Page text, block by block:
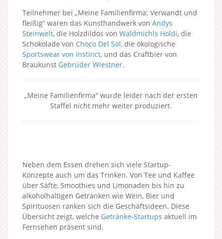
Teilnehmer bei „Meine Familienfirma: Verwandt und
fleißig“ waren das Kunsthandwerk von Andys
Steinwelt, die Holzdildos von Waldmichls Holdi, die
Schokolade von Choco Del Sol, die ökologische
Sportswear von Instinct, und das Craftbier von
Braukunst Gebrüder Wiestner.
„Meine Familienfirma“ wurde leider nach der ersten
Staffel nicht mehr weiter produziert.
Neben dem Essen drehen sich viele Startup-
Konzepte auch um das Trinken. Von Tee und Kaffee
über Säfte, Smoothies und Limonaden bis hin zu
alkoholhaltigen Getränken wie Wein, Bier und
Spirituosen ranken sich die Geschäftsideen. Diese
Übersicht zeigt, welche Getränke-Startups aktuell im
Fernsehen präsent sind.